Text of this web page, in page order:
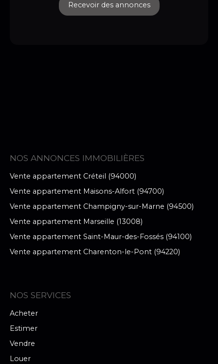
Recevoir des annonces
NOS ANNONCES IMMOBILIÈRES
Vente appartement Créteil (94000)
Vente appartement Maisons-Alfort (94700)
Vente appartement Champigny-sur-Marne (94500)
Vente appartement Marseille (13008)
Vente appartement Saint-Maur-des-Fossés (94100)
Vente appartement Charenton-le-Pont (94220)
NOS SERVICES
Acheter
Estimer
Vendre
Louer